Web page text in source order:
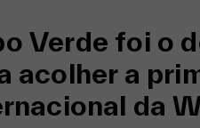
Verde foi o
acolher a
da